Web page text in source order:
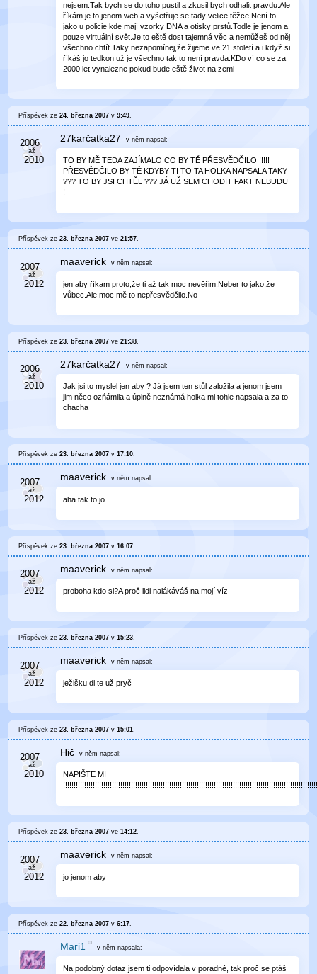
nejsem.Tak bych se do toho pustil a zkusil bych odhalit pravdu.Ale
říkám je to jenom web a vyšetřuje se tady velice těžce.Není to
jako u policie kde mají vzorky DNA a otisky prstů.Todle je jenom a
pouze virtuální svět.Je to eště dost tajemná věc a nemůžeš od něj
všechno chtít.Taky nezapomínej,že žijeme ve 21 století a i když si
říkáš jo tedkon už je všechno tak to není pravda.KDo ví co se za
2000 let vynalezne pokud bude eště život na zemi
Příspěvek ze24. března 2007 v9:49
27karčatka27 v něm napsal:
TO BY MĚ TEDA ZAJÍMALO CO BY TĚ PŘESVĚDČILO !!!!!
PŘESVĚDČILO BY TĚ KDYBY TI TO TA HOLKA NAPSALA TAKY
??? TO BY JSI CHTĚL ??? JÁ UŽ SEM CHODIT FAKT NEBUDU
!
Příspěvek ze23. března 2007 ve21:57.
maaverick v něm napsal:
jen aby říkam proto,že ti až tak moc nevěřim.Neber to jako,že
vůbec.Ale moc mě to nepřesvědčilo.No
Příspěvek ze23. března 2007 ve21:38
27karčatka27 v něm napsal:
Jak jsi to myslel jen aby ? Já jsem ten stůl založila a jenom jsem
jim něco ozńámila a úplně neznámá holka mi tohle napsala a za to
chacha
Příspěvek ze23. března 2007 v17:10.
maaverick v něm napsal:
aha tak to jo
Příspěvek ze23. března 2007 v16:07
maaverick v něm napsal:
proboha kdo si?A proč lidi nalákáváš na mojí víz
Příspěvek ze23. března 2007 v15:23.
maaverick v něm napsal:
ježišku di te už pryč
Příspěvek ze23. března 2007 v15:01
Hič v něm napsal:
NAPIŠTE MI
Příspěvek ze23. března 2007 ve14:12.
maaverick v něm napsal:
jo jenom aby
Příspěvek ze22. března 2007 v6:17
Mari1 v němnapsala:
Na podobný dotaz jsem ti odpovídala v poradně, tak proč se ptáš